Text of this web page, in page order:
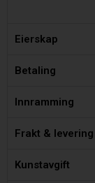
Eierskap
Betaling
Innramming
Frakt & levering
Kunstavgift